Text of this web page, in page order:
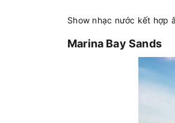
Show nhạc nước kết hợp
Marina Bay Sands